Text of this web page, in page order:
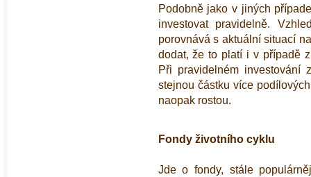
Podobně jako v jiných
investovat pravidelně.
porovnává s aktuální situací
dodat, že to platí i v případě
Při pravidelném investování
stejnou částku více
naopak rostou.
Fondy životního cyklu
Jde o fondy, stále